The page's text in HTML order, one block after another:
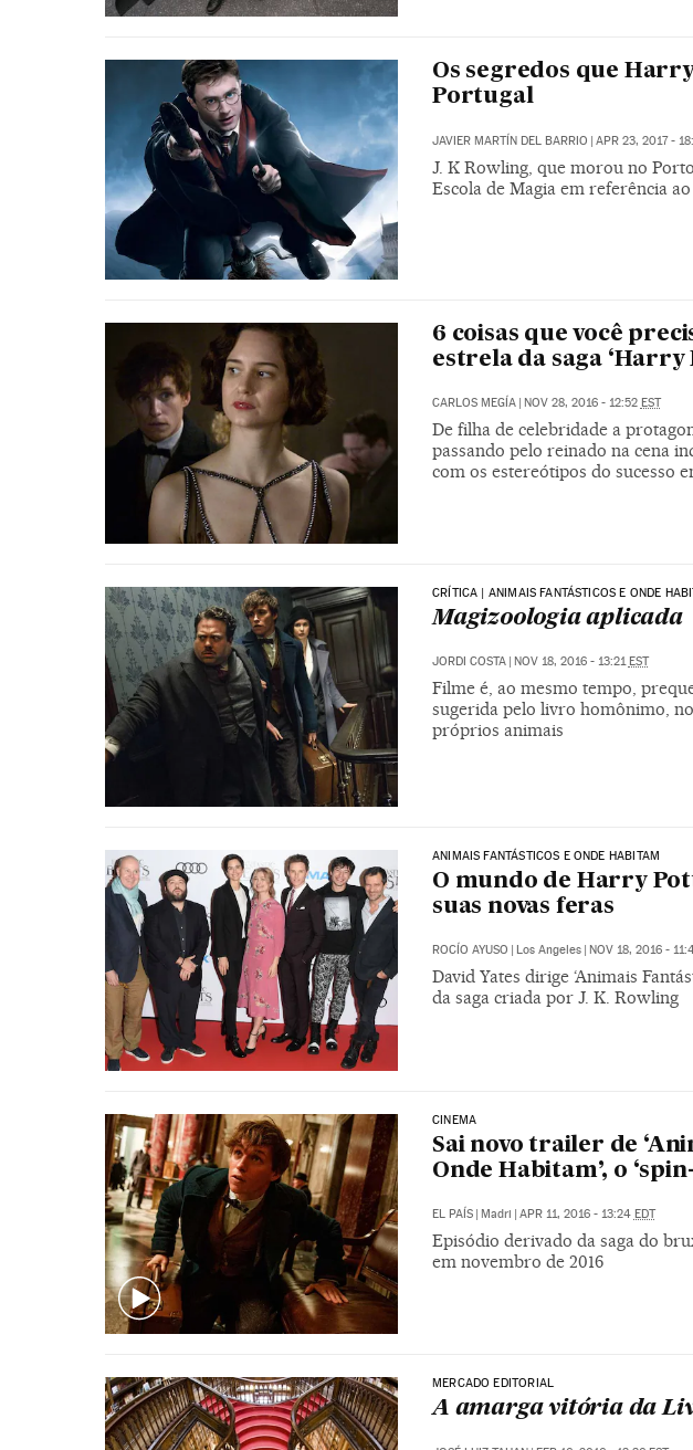
Os segredos que
Portugal
JAVIER MARTÍN DEL BARRIO | APR 23, 2017 -
J. K Rowling, que morou no
Escola de Magia em referência
6 coisas que você
estrela da saga ‘Harry
CARLOS MEGÍA NOV 28, 2016 - 12:52 EST
De filha de celebridade a
passando pelo reinado na cena
com os estereótipos do sucesso
CRÍTICA | ANIMAIS FANTÁSTICOS E ONDE
Magizoologia aplicada
JORDI COSTA | NOV 18, 2016 - 13:21EST
Filme é, ao mesmo tempo,
sugerida pelo livro homônimo,
próprios animais
ANIMAIS FANTÁSTICOS E ONDE HABITAM
O mundo de Harry
suas novas feras
ROCÍO AYUSO Los Angeles NOV 18, 2016 -
David Yates dirige ‘Animais
da saga criada por J. K. Rowling
CINEMA
Sai novo trailer de
Onde Habitam’, o
EL PAÍS | Madri | APR 11, 2016 - 13:24 EDT
Episódio derivado da saga do
em novembro de 2016
MERCADO EDITORIAL
A amarga vitória da